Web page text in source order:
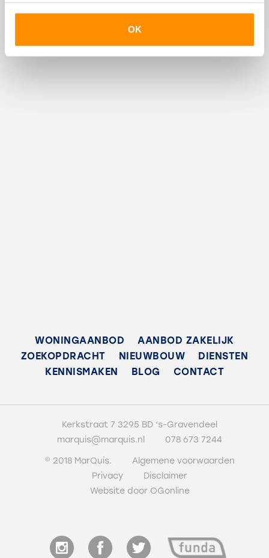
OK
Eengezinswoning, 2-onder-1-kapwoning
Bestaande bouw
Inhoud
Locatie
WONINGAANBOD
AANBOD ZAKELIJK
ZOEKOPDRACHT
NIEUWBOUW
DIENSTEN
KENNISMAKEN
BLOG CONTACT
Kerkstraat 7 3295 BD ‘s-Gravendeel
marquis@marquis.nl
078 673 7244
© 2018 MarQuis.
Algemene voorwaarden
Privacy
Disclaimer
Website door OGonline